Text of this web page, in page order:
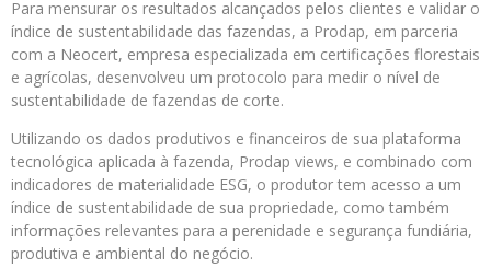
Para mensurar os resultados alcançados pelos clientes e validar o
índice de sustentabilidade das fazendas, a Prodap, em parceria
com a Neocert, empresa especializada em certificações florestais
e agrícolas, desenvolveu um protocolo para medir o nível de
sustentabilidade de fazendas de corte.
Utilizando os dados produtivos e financeiros de sua plataforma
tecnológica aplicada à fazenda, Prodap views, e combinado com
indicadores de materialidade ESG, o produtor tem acesso a um
índice de sustentabilidade de sua propriedade, como também
informações relevantes para a perenidade e segurança fundiária,
produtiva e ambiental do negócio.